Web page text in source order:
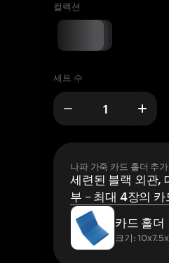
컬렉션
세트 수
나파 가죽 카드 홀더 추가
세련된 블랙 외관,
부 – 최대 4장의
카드 홀더
크기: